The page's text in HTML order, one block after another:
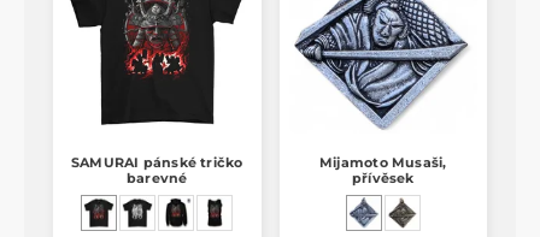
SAMURAI pánské tričko
barevné
Mijamoto Musaši,
přívěsek